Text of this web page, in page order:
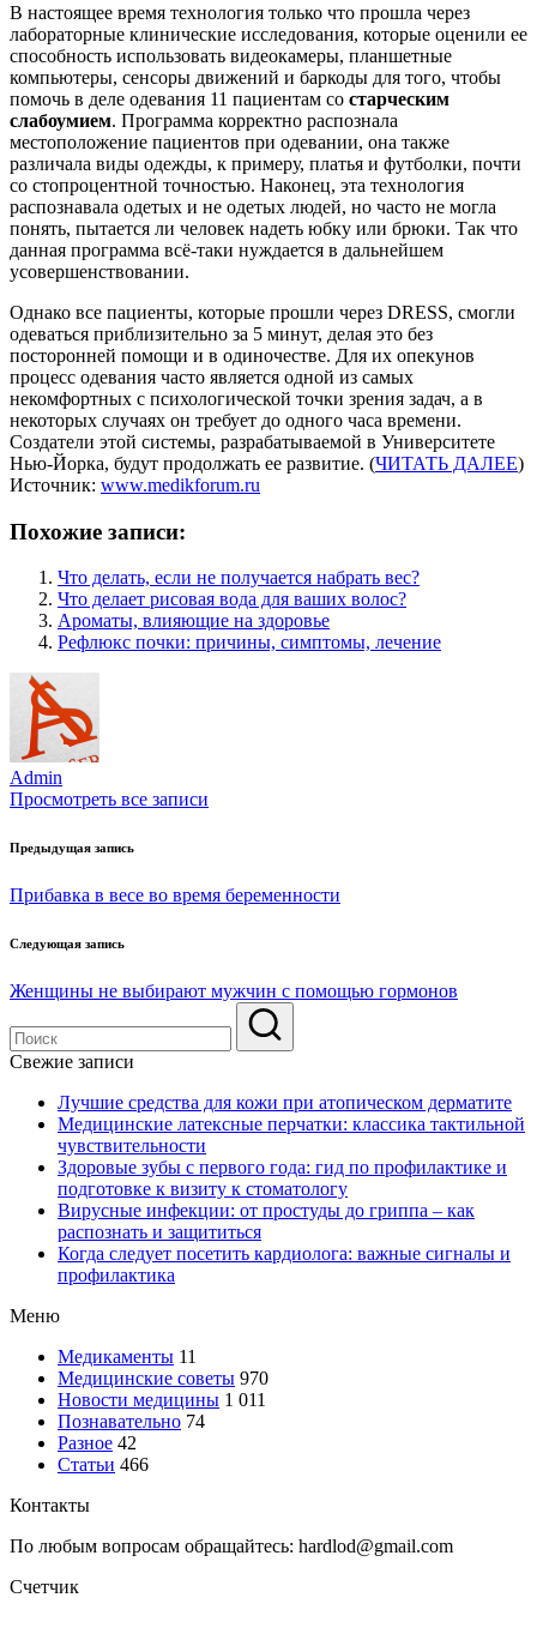
В настоящее время технология только что прошла через
лабораторные клинические исследования, которые оценили ее
способность использовать видеокамеры, планшетные
компьютеры, сенсоры движений и баркоды для того, чтобы
помочь в деле одевания 11 пациентам со старческим
слабоумием. Программа корректно распознала
местоположение пациентов при одевании, она также
различала виды одежды, к примеру, платья и футболки, почти
со стопроцентной точностью. Наконец, эта технология
распознавала одетых и не одетых людей, но часто не могла
понять, пытается ли человек надеть юбку или брюки. Так что
данная программа всё-таки нуждается в дальнейшем
усовершенствовании.
Однако все пациенты, которые прошли через DRESS, смогли
одеваться приблизительно за 5 минут, делая это без
посторонней помощи и в одиночестве. Для их опекунов
процесс одевания часто является одной из самых
некомфортных с психологической точки зрения задач, а в
некоторых случаях он требует до одного часа времени.
Создатели этой системы, разрабатываемой в Университете
Нью-Йорка, будут продолжать ее развитие. (ЧИТАТЬ ДАЛЕЕ)
Источник: www.medikforum.ru
Похожие записи:
Что делать, если не получается набрать вес?
Что делает рисовая вода для ваших волос?
Ароматы, влияющие на здоровье
Рефлюкс почки: причины, симптомы, лечение
Admin
Просмотреть все записи
Навигация
по
Предыдущая запись
Прибавка в весе во время беременности
Следующая запись
Женщины не выбирают мужчин с помощью гормонов
Свежие записи
Лучшие средства для кожи при атопическом дерматите
Медицинские латексные перчатки: классика тактильной
чувствительности
Здоровые зубы с первого года: гид по профилактике и
подготовке к визиту к стоматологу
Вирусные инфекции: от простуды до гриппа – как
распознать и защититься
Когда следует посетить кардиолога: важные сигналы и
профилактика
Меню
Медикаменты 11
Медицинские советы 970
Новости медицины 1 011
Познавательно 74
Разное 42
Статьи 466
Контакты
По любым вопросам обращайтесь: hardlod@gmail.com
Счетчик